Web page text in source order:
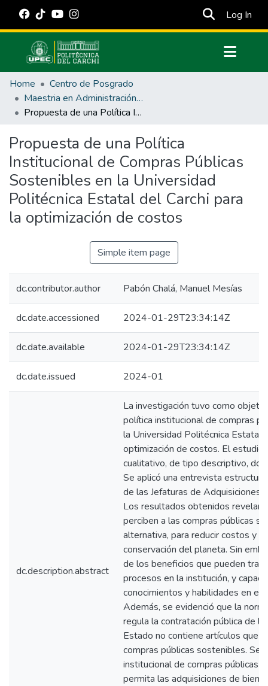
Log In
Communities & Collections
All of DSpace
Statistics
Estadísticas Externas
Manuales
Home
Centro de Posgrado
Maestria en Administración Pública
Propuesta de una Política Institucional de Compras Públicas Sostenibles en la Universidad Politécnica Estatal del Carchi para la optimización de costos
Propuesta de una Política
Institucional de Compras Públicas
Sostenibles en la Universidad
Politécnica Estatal del Carchi para
la optimización de costos
Simple item page
dc.contributor.author Pabón Chalá, Manuel Mesías
dc.date.accessioned 2024-01-29T23:34:14Z
dc.date.available 2024-01-29T23:34:14Z
dc.date.issued 2024-01
dc.description.abstract
La investigación tuvo como
política institucional de compras
la Universidad Politécnica Estatal
optimización de costos. El estudio
cualitativo, de tipo descriptivo,
Se aplicó una entrevista
de las Jefaturas de Adquisiciones
Los resultados obtenidos
perciben a las compras públicas
alternativa, para reducir costos y
conservación del planeta. Sin
de los beneficios que pueden
procesos en la institución, y
conocimientos y habilidades en
Además, se evidenció que la
regula la contratación pública de
Estado no contiene artículos que
compras públicas sostenibles. Se
institucional de compras públicas
permita las adquisiciones de